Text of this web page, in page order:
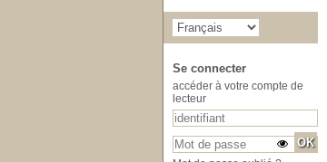
Se connecter
accéder à votre compte de
lecteur